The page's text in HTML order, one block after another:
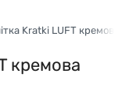
Kratki LUFT
кремова